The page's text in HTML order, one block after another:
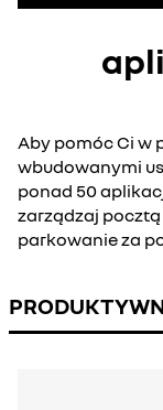
Aby pomóc Ci w
wbudowanymi
ponad 50
zarządzaj pocztą
parkowanie za